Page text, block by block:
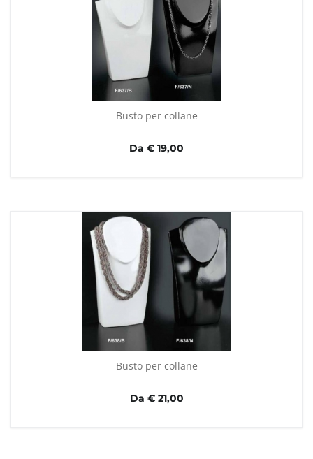
Busto per collane
Da € 19,00
Busto per collane
Da € 21,00